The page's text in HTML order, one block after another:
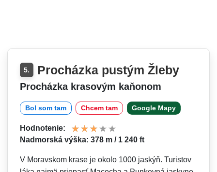
5. Procházka pustým Žleby
Procházka krasovým kaňonom
Bol som tam Chcem tam Google Mapy
Hodnotenie:
Nadmorská výška: 378 m / 1 240 ft
V Moravskom krase je okolo 1000 jaskýň. Turistov